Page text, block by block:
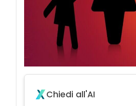
Chiedi all'AI